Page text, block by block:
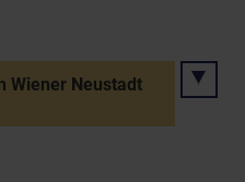
Wiener Neustadt